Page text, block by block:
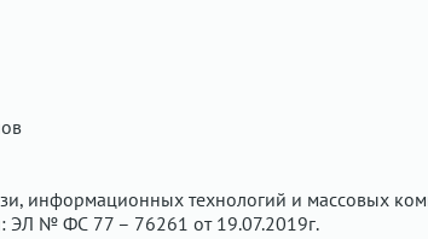
информационных технологий и массовых
ЭЛ № ФС 77 – 76261 от 19.07.2019г.